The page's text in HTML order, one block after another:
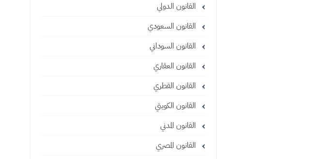
القانون الدولي
القانون السعودي
القانون السوداني
القانون العقاري
القانون القطري
القانون الكويتي
القانون المدني
القانون المصري